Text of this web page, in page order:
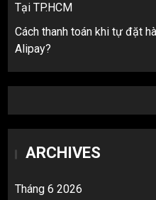
Tại TP.HCM
Cách thanh toán khi tự đặt
Alipay?
ARCHIVES
Tháng 6 2026